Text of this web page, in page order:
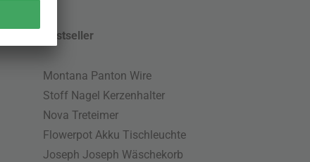
Bestseller
Montana Panton Wire
Stoff Nagel Kerzenhalter
Nova Treteimer
Flowerpot Akku Tischleuchte
Joseph Joseph Wäschekorb